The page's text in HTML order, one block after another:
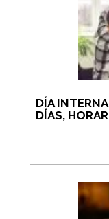
DÍA
DÍAS,